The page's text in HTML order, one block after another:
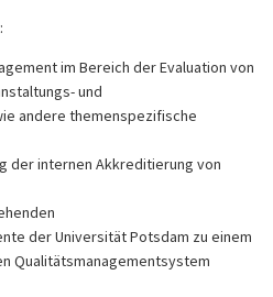
im Bereich der Evaluation von
und
andere themenspezifische
der internen Akkreditierung von
der Universität Potsdam zu einem
Qualitätsmanagementsystem